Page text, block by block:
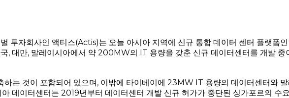
투자회사인 액티스(Actis)는 오늘 아시아 지역에 신규 통합 데이터 센터 플랫폼
대만, 말레이시아에서 약 200MW의 IT 용량을 갖춘 신규 데이터센터를 개발 중
는 것이 포함되어 있으며, 이밖에 타이베이에 23MW IT 용량의 데이터센터와
데이터센터는 2019년부터 데이터센터 개발 신규 허가가 중단된 싱가포르의 수